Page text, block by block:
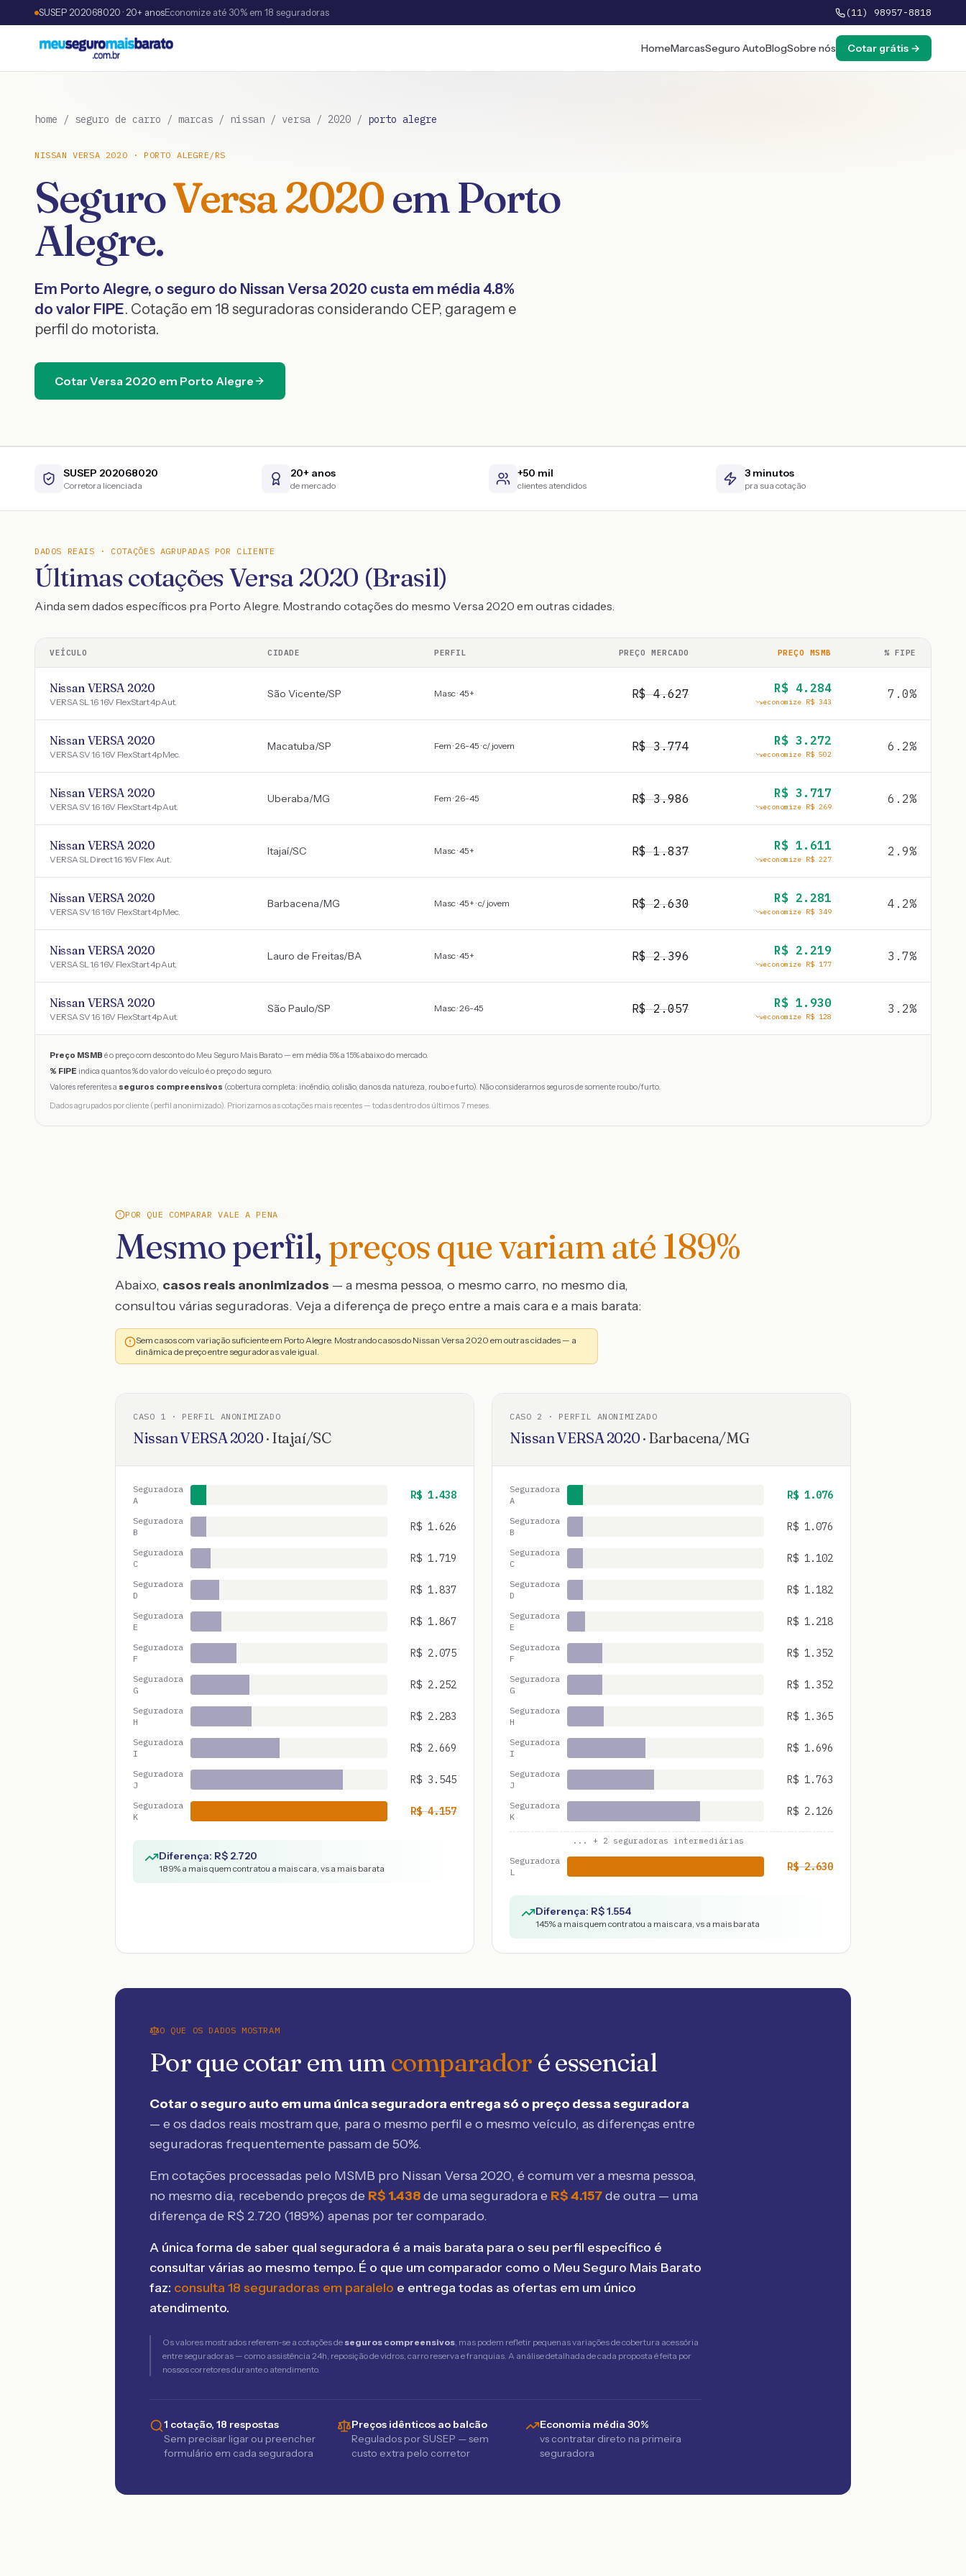
SUSEP 202068020 · 20+ anosEconomize até 30% em 18 seguradoras (11) 98957-8818
HomeMarcasSeguro AutoBlogSobre nós Cotar grátis →
home / seguro de carro / marcas / nissan / versa / 2020 / porto alegre
NISSAN VERSA 2020 ·PORTO ALEGRE /RS
SeguroVersa2020emPorto
Alegre.
Em Porto Alegre, o seguro do Nissan Versa 2020 custa em média 4.8%
do valor FIPE. Cotação em 18 seguradoras considerando CEP, garagem e
perfil do motorista.
Cotar Versa 2020 em Porto Alegre
SUSEP 202068020
Corretora licenciada
20+ anos
de mercado
+50 mil
clientes atendidos
3 minutos
pra sua cotação
DADOS REAIS · COTAÇÕES AGRUPADAS POR CLIENTE
Últimas cotações Versa 2020 (Brasil)
Ainda sem dados específicos pra Porto Alegre. Mostrando cotações do mesmo Versa 2020 em outras cidades.
VEÍCULO CIDADE PERFIL PREÇO MERCADO PREÇO MSMB % FIPE
Nissan VERSA 2020
VERSA SL 1.6 16V FlexStart 4p Aut.
São Vicente/SP Masc · 45+ R$4.627 R$ 4.284
economize R$ 343
7.0%
Nissan VERSA 2020
VERSA SV 1.6 16V FlexStart 4p Mec.
Macatuba/SP Fem · 26-45 · c/ jovem R$3.774 R$ 3.272
economize R$ 502
6.2%
Nissan VERSA 2020
VERSA SV 1.6 16V FlexStart 4p Aut.
Uberaba/MG Fem · 26-45 R$3.986 R$ 3.717
economize R$ 269
6.2%
Nissan VERSA 2020
VERSA SL Direct 1.6 16V Flex Aut.
Itajaí/SC Masc · 45+ R$1.837 R$ 1.611
economize R$ 227
2.9%
Nissan VERSA 2020
VERSA SV 1.6 16V FlexStart 4p Mec.
Barbacena/MG Masc · 45+ · c/ jovem R$2.630 R$ 2.281
economize R$ 349
4.2%
Nissan VERSA 2020
VERSA SL 1.6 16V FlexStart 4p Aut.
Lauro de Freitas/BA Masc · 45+ R$2.396 R$ 2.219
economize R$ 177
3.7%
Nissan VERSA 2020
VERSA SV 1.6 16V FlexStart 4p Aut.
São Paulo/SP Masc · 26-45 R$2.057 R$ 1.930
economize R$ 128
3.2%
Preço MSMB é o preço com desconto do Meu Seguro Mais Barato — em média 5% a 15% abaixo do mercado.
% FIPE indica quantos % do valor do veículo é o preço do seguro.
Valores referentes a seguros compreensivos (cobertura completa: incêndio, colisão, danos da natureza, roubo e furto). Não consideramos seguros de somente roubo/furto.
Dados agrupados por cliente (perfil anonimizado). Priorizamos as cotações mais recentes — todas dentro dos últimos 7 meses.
POR QUE COMPARAR VALE A PENA
Mesmo perfil, preços que variam até 189%
Abaixo, casos reais anonimizados — a mesma pessoa, o mesmo carro, no mesmo dia,
consultou várias seguradoras. Veja a diferença de preço entre a mais cara e a mais barata:
Sem casos com variação suficiente em Porto Alegre. Mostrando casos do Nissan Versa 2020 em outras cidades — a
dinâmica de preço entre seguradoras vale igual.
CASO 1 · PERFIL ANONIMIZADO
NissanVERSA2020· Itajaí/SC
Seguradora
A
R$ 1.438
Seguradora
B
R$ 1.626
Seguradora
C
R$ 1.719
Seguradora
D
R$ 1.837
Seguradora
E
R$ 1.867
Seguradora
F
R$ 2.075
Seguradora
G
R$ 2.252
Seguradora
H
R$ 2.283
Seguradora
I
R$ 2.669
Seguradora
J
R$ 3.545
Seguradora
K
R$4.157
Diferença: R$ 2.720
189% a mais quem contratou a mais cara, vs a mais barata
CASO 2 · PERFIL ANONIMIZADO
NissanVERSA2020· Barbacena/MG
Seguradora
A
R$ 1.076
Seguradora
B
R$ 1.076
Seguradora
C
R$ 1.102
Seguradora
D
R$ 1.182
Seguradora
E
R$ 1.218
Seguradora
F
R$ 1.352
Seguradora
G
R$ 1.352
Seguradora
H
R$ 1.365
Seguradora
I
R$ 1.696
Seguradora
J
R$ 1.763
Seguradora
K
R$ 2.126
... + 2 seguradoras intermediárias
Seguradora
L
R$2.630
Diferença: R$1.554
145% a mais quem contratou a mais cara, vs a mais barata
O QUE OS DADOS MOSTRAM
Por que cotar em umcomparador é essencial
Cotar o seguro auto em uma única seguradora entrega só o preço dessa seguradora
— e os dados reais mostram que, para o mesmo perfil e o mesmo veículo, as diferenças entre
seguradoras frequentemente passam de 50%.
Em cotações processadas pelo MSMB pro Nissan Versa 2020, é comum ver a mesma pessoa,
no mesmo dia, recebendo preços de R$ 1.438de uma seguradora e R$4.157de outra — uma
diferença de R$ 2.720 (189%) apenas por ter comparado.
A única forma de saber qual seguradora é a mais barata para o seu perfil específico é
consultar várias ao mesmo tempo. É o que um comparador como o Meu Seguro Mais Barato
faz: consulta 18 seguradoras em paralelo e entrega todas as ofertas em um único
atendimento.
Os valores mostrados referem-se a cotações de seguros compreensivos, mas podem refletir pequenas variações de cobertura acessória
entre seguradoras — como assistência 24h, reposição de vidros, carro reserva e franquias. A análise detalhada de cada proposta é feita por
nossos corretores durante o atendimento.
1 cotação, 18 respostas
Sem precisar ligar ou preencher
formulário em cada seguradora
Preços idênticos ao balcão
Regulados por SUSEP — sem
custo extra pelo corretor
Economia média 30%
vs contratar direto na primeira
seguradora